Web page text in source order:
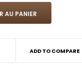
ADD TO COMPARE